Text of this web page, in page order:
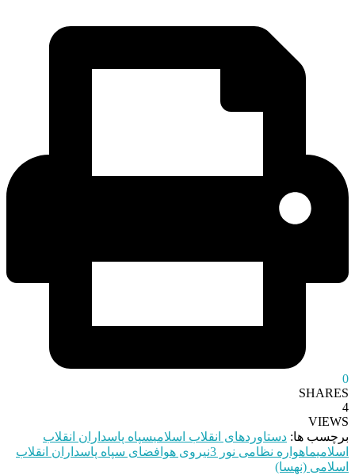
0
SHARES
4
VIEWS
برچسب ها: دستاوردهای انقلاب اسلامیسپاه پاسداران انقلاب
اسلامیماهواره نظامی نور 3
نیروی هوافضای سپاه پاسداران انقلاب
اسلامی (نهسا)